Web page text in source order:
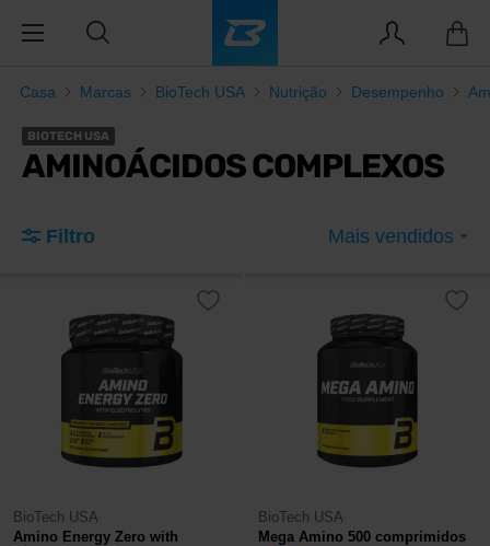
Casa Marcas BioTech USA Nutrição Desempenho
BIOTECH USA
AMINOÁCIDOS COMPLEXOS
Filtro Mais vendidos
BioTech USA
Amino Energy Zero with
BioTech USA
Mega Amino 500 comprimidos